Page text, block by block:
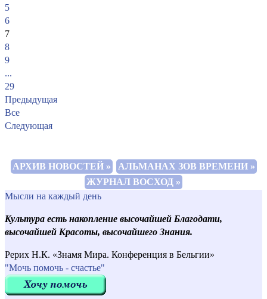
5
6
7
8
9
...
29
Предыдущая
Все
Следующая
АРХИВ НОВОСТЕЙ »
АЛЬМАНАХ ЗОВ ВРЕМЕНИ »
ЖУРНАЛ ВОСХОД »
Мысли на каждый день
Культура есть накопление высочайшей Благодати,
высочайшей Красоты, высочайшего Знания.
Рерих Н.К. «Знамя Мира. Конференция в Бельгии»
"Мочь помочь - счастье"